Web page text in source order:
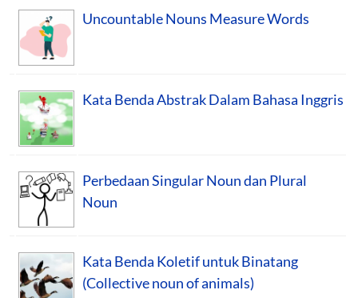
Uncountable Nouns Measure Words
Kata Benda Abstrak Dalam Bahasa Inggris
Perbedaan Singular Noun dan Plural
Noun
Kata Benda Koletif untuk Binatang
(Collective noun of animals)